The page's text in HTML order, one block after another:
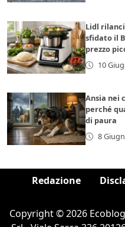
Lidl
sfidato il
prezzo
10
Ansia nei
perché
di paura
8
Redazione
Copyright © 2026